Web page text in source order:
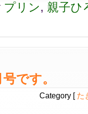
プリン, 親子
です。
Category [ た